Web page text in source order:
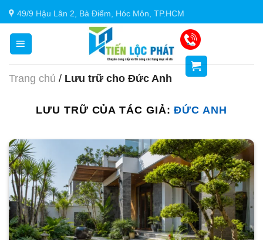
Chuyển
đến
dung
49/9 Hậu Lân 2, Bà Điểm, Hóc Môn, TP.HCM
Trang chủ / Lưu trữ cho Đức Anh
LƯU TRỮ CỦA TÁC GIẢ:ĐỨC ANH